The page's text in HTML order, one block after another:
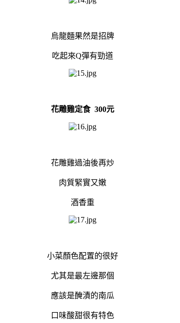
烏龍麵果然是招牌
吃起來Q彈有勁道
花雕雞定食 300元
花雕雞過油後再炒
肉質緊實又嫩
酒香重
小菜顏色配置的很好
尤其是最左邊那個
應該是醃漬的南瓜
口味酸甜很有特色